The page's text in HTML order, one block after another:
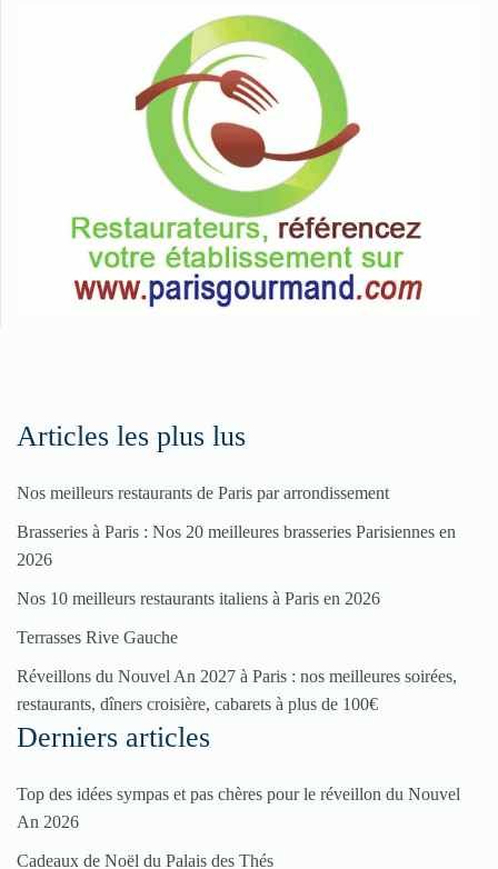
nos
rubriques
Spéciales
Fêtes
Pour
enregistrer
votre
Articles les plus lus
Nos meilleurs restaurants de Paris par arrondissement
Brasseries à Paris : Nos 20 meilleures brasseries Parisiennes en
2026
Nos 10 meilleurs restaurants italiens à Paris en 2026
Terrasses Rive Gauche
Réveillons du Nouvel An 2027 à Paris : nos meilleures soirées,
restaurants, dîners croisière, cabarets à plus de 100€
Derniers articles
Top des idées sympas et pas chères pour le réveillon du Nouvel
An 2026
Cadeaux de Noël du Palais des Thés